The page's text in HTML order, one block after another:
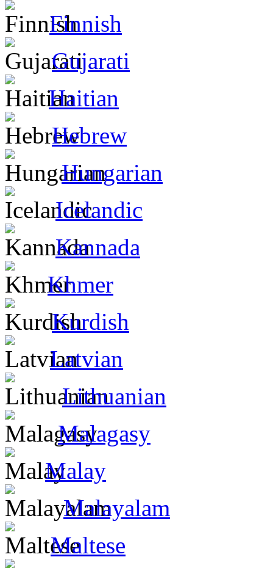
Finnish
Gujarati
Haitian
Hebrew
Hungarian
Icelandic
Kannada
Khmer
Kurdish
Latvian
Lithuanian
Malagasy
Malay
Malayalam
Maltese